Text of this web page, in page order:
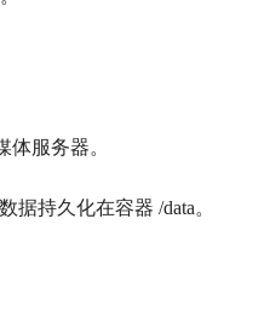
服务器。
据持久化在容器 /data。